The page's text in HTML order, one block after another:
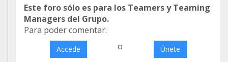
Este foro sólo es para los Teamers y Teaming
Managers del Grupo.
Para poder comentar:
Accede o Únete